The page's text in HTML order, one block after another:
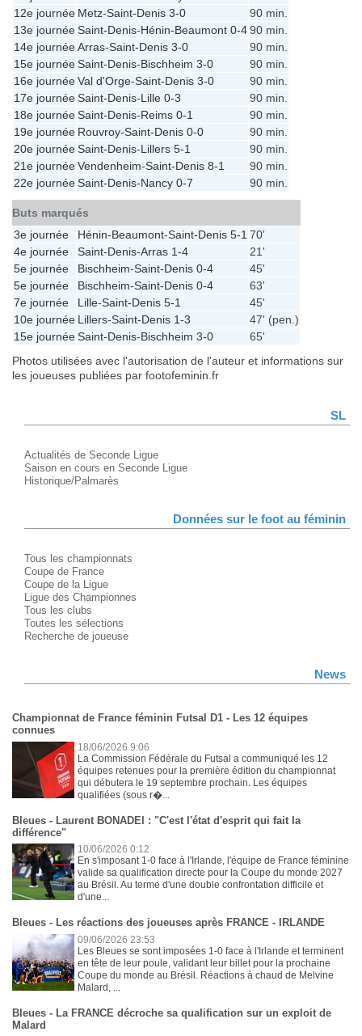
12e journée Metz-Saint-Denis 3-0
90 min.
13e journéeSaint-Denis-Hénin-Beaumont 0-490 min.
14e journéeArras-Saint-Denis 3-0
90 min.
15e journéeSaint-Denis-Bischheim 3-0
90 min.
16e journéeVal d'Orge-Saint-Denis 3-0
90 min.
17e journéeSaint-Denis-Lille 0-3
90 min.
18e journéeSaint-Denis-Reims 0-1
90 min.
19e journée Rouvroy-Saint-Denis 0-0
90 min.
20e journéeSaint-Denis-Lillers 5-1
90 min.
21e journéeVendenheim-Saint-Denis 8-1
90 min.
22e journéeSaint-Denis-Nancy 0-7 90 min.
Buts marqués
3e journée
Hénin-Beaumont-Saint-Denis 5-1 70'
4e journée
Saint-Denis-Arras 1-4
21'
5e journée
Bischheim-Saint-Denis 0-4
45'
5e journée
Bischheim-Saint-Denis 0-4
63'
7e journée
Lille-Saint-Denis 5-1
45'
10e journée Lillers-Saint-Denis 1-3
47' (pen.)
15e journéeSaint-Denis-Bischheim 3-0
65'
Photos utilisées avec l'autorisation de l'auteur et informations sur
les joueuses publiées par footofeminin.fr
SL
Actualités de Seconde Ligue
Saison en cours en Seconde Ligue
Historique/Palmarès
Données sur le foot au féminin
Tous les championnats
Coupe de France
Coupe de la Ligue
Ligue des Championnes
Tous les clubs
Toutes les sélections
Recherche de joueuse
News
Championnat de France féminin Futsal D1 - Les 12 équipes
connues
18/06/2026 9:06
La Commission Fédérale du Futsal a communiqué les 12
équipes retenues pour la première édition du championnat
qui débutera le 19 septembre prochain. Les équipes
qualifiées (sous r�...
Bleues - Laurent BONADEI : "C'est l'état d'esprit qui fait la
différence"
10/06/2026 0:12
En s'imposant 1-0 face à l'Irlande, l'équipe de France féminine
valide sa qualification directe pour la Coupe du monde 2027
au Brésil. Au terme d'une double confrontation difficile et
d'une...
Bleues - Les réactions des joueuses après FRANCE - IRLANDE
09/06/2026 23:53
Les Bleues se sont imposées 1-0 face à l'Irlande et terminent
en tête de leur poule, validant leur billet pour la prochaine
Coupe du monde au Brésil. Réactions à chaud de Melvine
Malard, ...
Bleues - La FRANCE décroche sa qualification sur un exploit de
Malard